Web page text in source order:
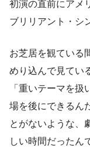
初演の直前にアメ
ブリリアント・シ
お芝居を観ている
めり込んで見てい
「重いテーマを
場を後にできるん
とがないような、
しい時間だったん